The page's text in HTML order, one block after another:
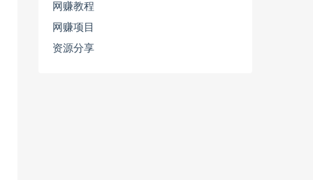
网赚教程
网赚项目
资源分享